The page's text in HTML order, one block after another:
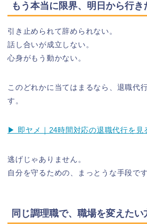
もう本当に限界、明日から行き
引き止められて辞められない。
話し合いが成立しない。
心身がもう動かない。
このどれかに当てはまるなら、退職代
す。
▶ 即ヤメ｜24時間対応の退職代行を見
逃げじゃありません。
自分を守るための、まっとうな手段です
同じ調理職で、職場を変えたい